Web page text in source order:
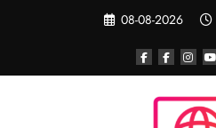
08-08-2026